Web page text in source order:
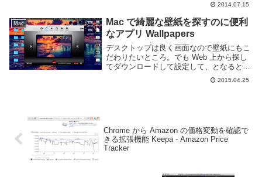
2014.07.15
Mac
Mac で綺麗な壁紙を探すのに便利
なアプリ Wallpapers
デスクトップは良く画面なので壁紙にもこ
だわりたいところ。でも Web 上から探し
てダウンロードして設定して、となると面
倒くさいと思う時もある。Mac App Store
にあった Wallpapers というアプリを使え
2015.04.25
Chrome から Amazon の価格変動を確認で
きる拡張機能 Keepa - Amazon Price
Tracker